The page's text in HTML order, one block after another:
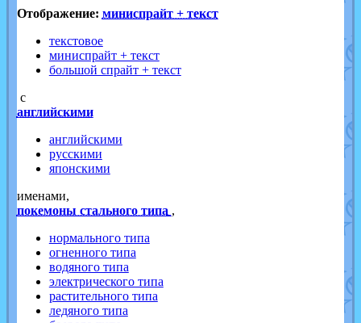
Отображение: миниспрайт + текст
текстовое
миниспрайт + текст
большой спрайт + текст
с
английскими
английскими
русскими
японскими
именами,
покемоны стального типа ,
нормального типа
огненного типа
водяного типа
электрического типа
растительного типа
ледяного типа